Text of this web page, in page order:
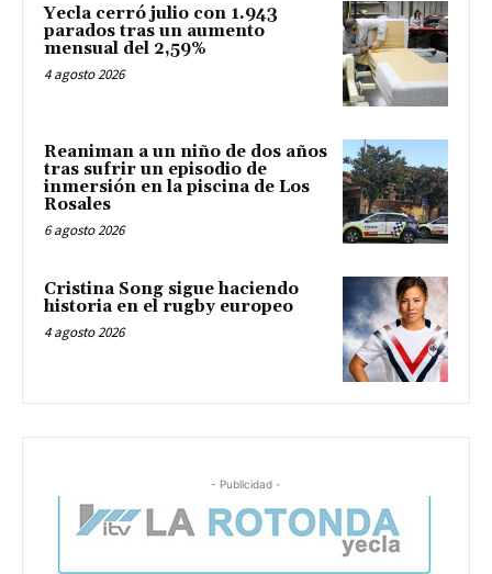
Yecla cerró julio con 1.943
parados tras un aumento
mensual del 2,59%
4 agosto 2026
Reaniman a un niño de dos años
tras sufrir un episodio de
inmersión en la piscina de Los
Rosales
6 agosto 2026
Cristina Song sigue haciendo
historia en el rugby europeo
4 agosto 2026
- Publicidad -